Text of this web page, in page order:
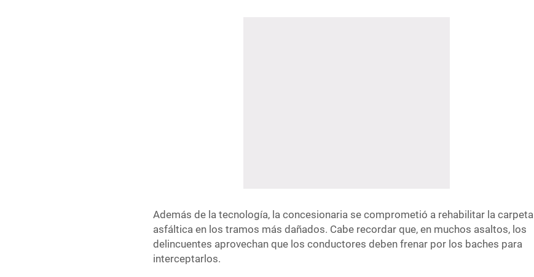
Además de la tecnología, la concesionaria se comprometió a rehabilitar la carpeta
asfáltica en los tramos más dañados. Cabe recordar que, en muchos asaltos, los
delincuentes aprovechan que los conductores deben frenar por los baches para
interceptarlos.